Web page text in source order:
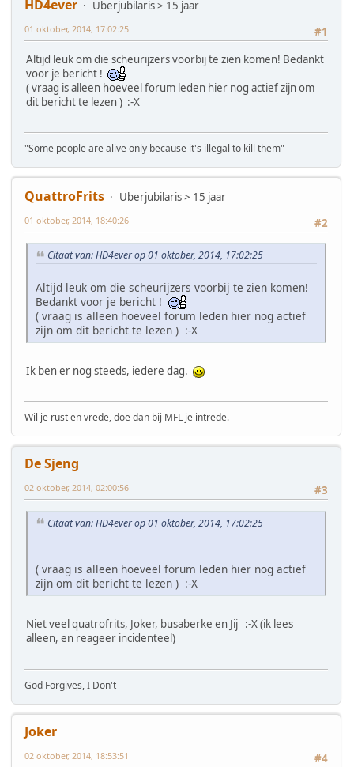
HD4ever
Uberjubilaris > 15 jaar
#1
01 oktober, 2014, 17:02:25
Altijd leuk om die scheurijzers voorbij te zien komen! Bedankt
voor je bericht !
( vraag is alleen hoeveel forum leden hier nog actief zijn om
dit bericht te lezen ) :-X
"Some people are alive only because it's illegal to kill them"
QuattroFrits
Uberjubilaris > 15 jaar
#2
01 oktober, 2014, 18:40:26
Citaat van: HD4ever op 01 oktober, 2014, 17:02:25
Altijd leuk om die scheurijzers voorbij te zien komen!
Bedankt voor je bericht !
( vraag is alleen hoeveel forum leden hier nog actief
zijn om dit bericht te lezen ) :-X
Ik ben er nog steeds, iedere dag.
Wil je rust en vrede, doe dan bij MFL je intrede.
De Sjeng
#3
02 oktober, 2014, 02:00:56
Citaat van: HD4ever op 01 oktober, 2014, 17:02:25
( vraag is alleen hoeveel forum leden hier nog actief
zijn om dit bericht te lezen ) :-X
Niet veel quatrofrits, Joker, busaberke en Jij :-X (ik lees
alleen, en reageer incidenteel)
God Forgives, I Don't
Joker
#4
02 oktober, 2014, 18:53:51